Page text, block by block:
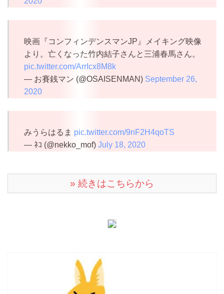
映画『コンフィンデンスマンJP』メイキング映像
より。亡くなった竹内結子さんと三浦春馬さん。
pic.twitter.com/ArrIcx8M8k
— お賽銭マン (@OSAISENMAN) September 26,
2020
みうらはるま pic.twitter.com/9nF2H4qoTS
— ﾈｺ (@nekko_mof) July 18, 2020
» 続きはこちらから